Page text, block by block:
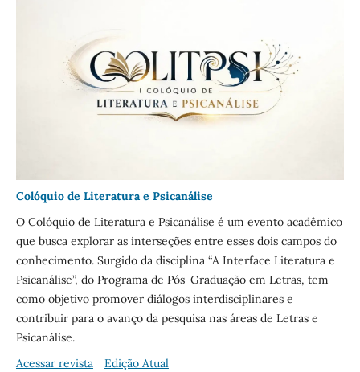
Colóquio de Literatura e Psicanálise
O Colóquio de Literatura e Psicanálise é um evento acadêmico
que busca explorar as interseções entre esses dois campos do
conhecimento. Surgido da disciplina “A Interface Literatura e
Psicanálise”, do Programa de Pós-Graduação em Letras, tem
como objetivo promover diálogos interdisciplinares e
contribuir para o avanço da pesquisa nas áreas de Letras e
Psicanálise.
Acessar revista
Edição Atual